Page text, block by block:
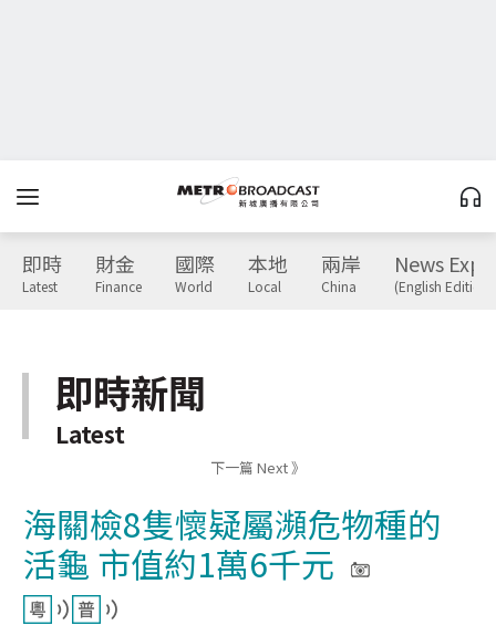
即時
Latest
財金
Finance
國際
World
本地
Local
兩岸
China
News
(English Edition)
即時新聞
Latest
下一篇 Next 》
海關檢8隻懷疑屬瀕危物種的
活龜 市值約1萬6千元